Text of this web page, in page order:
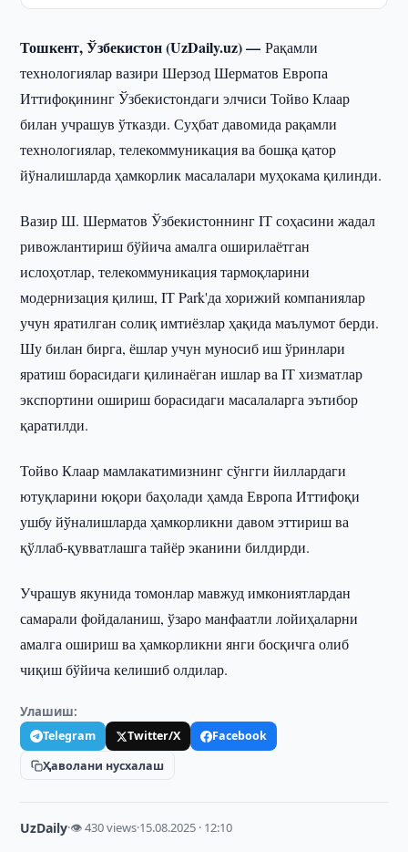
Тошкент, Ўзбекистон (UzDaily.uz) —Рақамли
технологиялар вазири Шерзод Шерматов Европа
Иттифоқининг Ўзбекистондаги элчиси Тойво Клаар
билан учрашув ўтказди. Суҳбат давомида рақамли
технологиялар, телекоммуникация ва бошқа қатор
йўналишларда ҳамкорлик масалалари муҳокама қилинди.
Вазир Ш. Шерматов Ўзбекистоннинг IТ соҳасини жадал
ривожлантириш бўйича амалга оширилаётган
ислоҳотлар, телекоммуникация тармоқларини
модернизация қилиш, IТ Park'да хорижий компаниялар
учун яратилган солиқ имтиёзлар ҳақида маълумот берди.
Шу билан бирга, ёшлар учун муносиб иш ўринлари
яратиш борасидаги қилинаёган ишлар ва IТ хизматлар
экспортини ошириш борасидаги масалаларга эътибор
қаратилди.
Тойво Клаар мамлакатимизнинг сўнгги йиллардаги
ютуқларини юқори баҳолади ҳамда Европа Иттифоқи
ушбу йўналишларда ҳамкорликни давом эттириш ва
қўллаб-қувватлашга тайёр эканини билдирди.
Учрашув якунида томонлар мавжуд имкониятлардан
самарали фойдаланиш, ўзаро манфаатли лойиҳаларни
амалга ошириш ва ҳамкорликни янги босқичга олиб
чиқиш бўйича келишиб олдилар.
Улашиш:
Telegram Twitter/X
Facebook
Ҳаволани нусхалаш
UzDaily·👁 430 views·15.08.2025 · 12:10